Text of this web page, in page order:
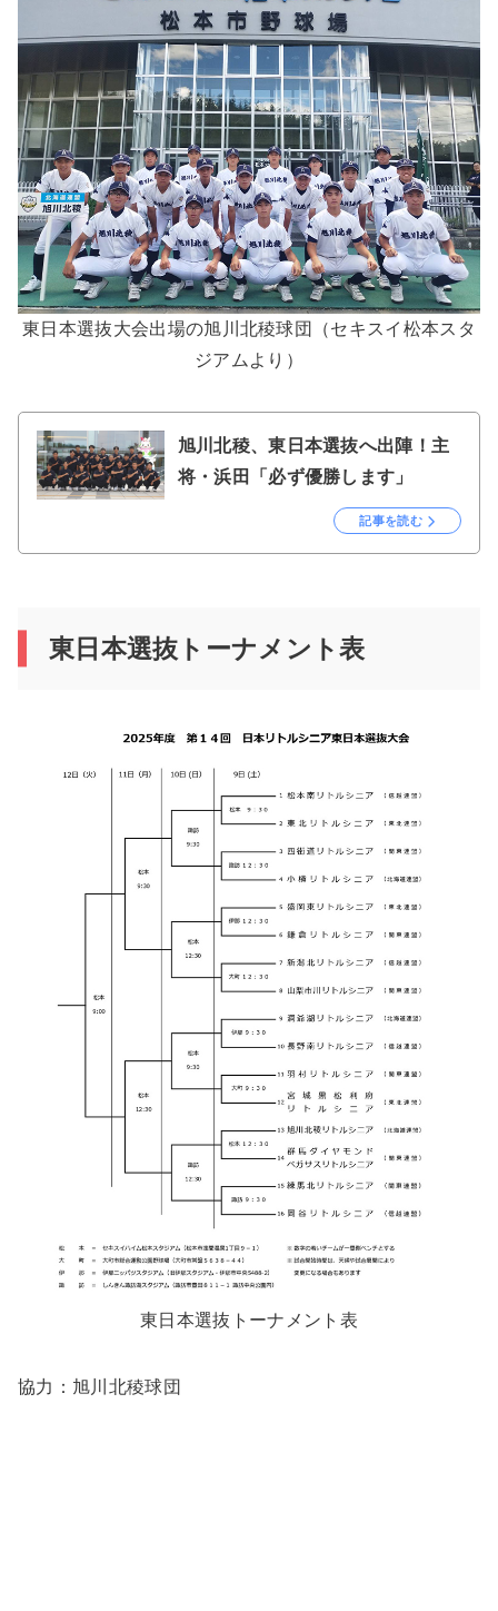
東日本選抜大会出場の旭川北稜球団（セキスイ松本スタ
ジアムより）
旭川北稜、東日本選抜へ出陣！主
将・浜田「必ず優勝します」
記事を読む
東日本選抜トーナメント表
東日本選抜トーナメント表
協力：旭川北稜球団